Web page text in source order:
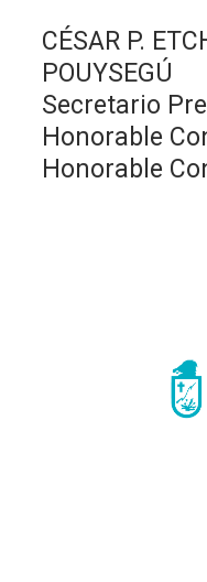
CÉSAR P.
POUYSEGÚ
Secretario
Honorable
Honorable